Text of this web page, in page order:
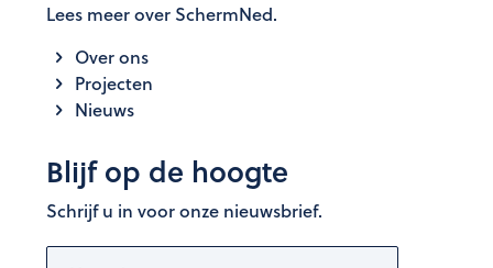
Lees meer over SchermNed.
Over ons
Projecten
Nieuws
Blijf op de hoogte
Schrijf u in voor onze nieuwsbrief.